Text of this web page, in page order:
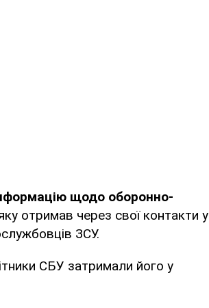
щодо оборонно-
отримав через свої контакти у
ЗСУ.
СБУ затримали його у